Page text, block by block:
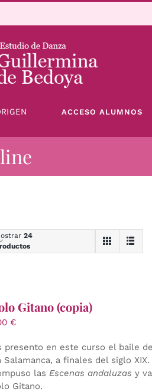
ACCESO ALUMNOS
24
Gitano (copia)
€
presento en este curso el baile
Salamanca, a finales del siglo
lasEscenas andaluzas y
Gitano.